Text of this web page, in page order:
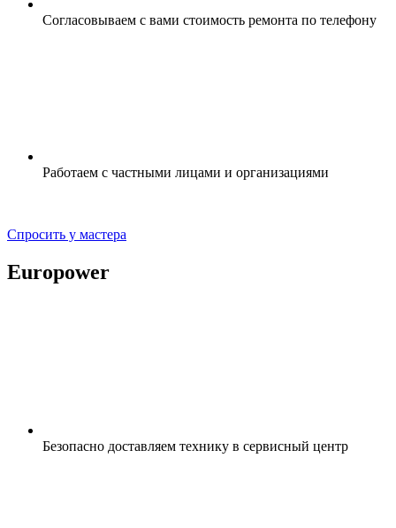
Согласовываем с вами стоимость ремонта по телефону
Работаем с частными лицами и организациями
Спросить у мастера
Europower
Безопасно доставляем технику в сервисный центр